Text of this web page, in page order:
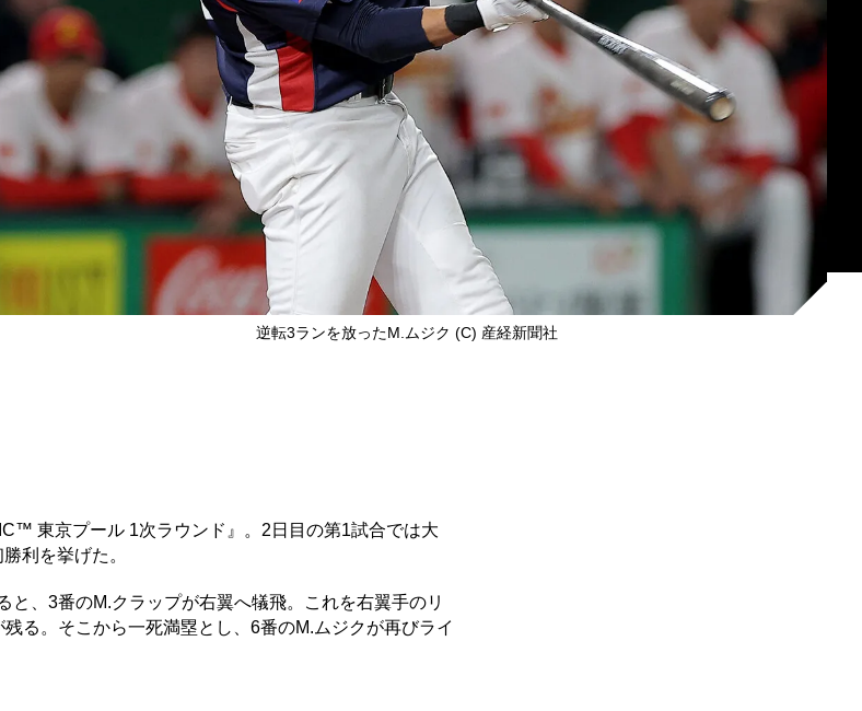
逆転3ランを放ったM.ムジク (C) 産経新聞社
東京プール 1次ラウンド』。2日目の第1試合では大
利を挙げた。
、3番のM.クラップが右翼へ犠飛。これを右翼手のリ
る。そこから一死満塁とし、6番のM.ムジクが再びライ